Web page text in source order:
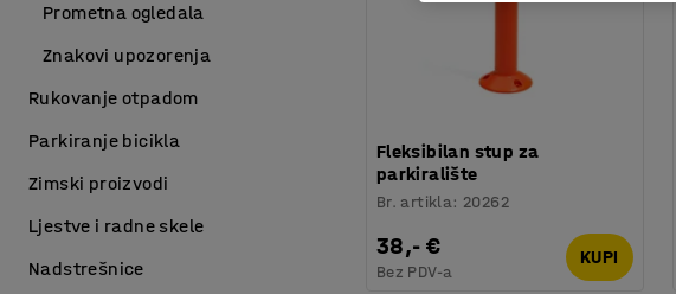
Fleksibilan stup za
parkiralište
Br. artikla: 20262
38,- €
Bez PDV-a
KUPI
Prometna ogledala
Znakovi upozorenja
Rukovanje otpadom
Parkiranje bicikla
Zimski proizvodi
Ljestve i radne skele
Nadstrešnice